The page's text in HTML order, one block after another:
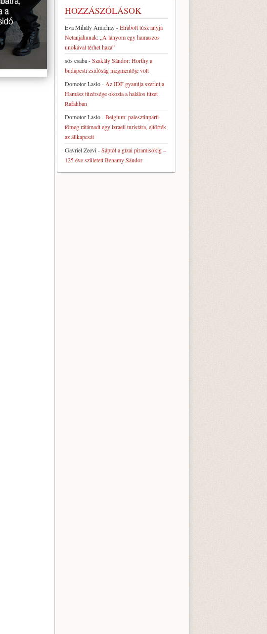
HOZZÁSZÓLÁSOK
Eva Mihály Amichay-Elrabolt túsz anyja
Netanjahunak: „A lányom egy hamaszos
unokával térhet haza”
sós csaba-Szakály Sándor: Horthy a
budapesti zsidóság megmentője volt
Domotor Laslo- Az IDF gyanúja szerint a
Hamász tüzérsége okozta a halálos tüzet
Rafahban
Domotor Laslo-Belgium: palesztinpárti
tömeg rátámadt egy izraeli turistára, eltörték
az állkapcsát
Gavriel Zeevi-Sáptól a gízai piramisokig –
125 éve született Benamy Sándor